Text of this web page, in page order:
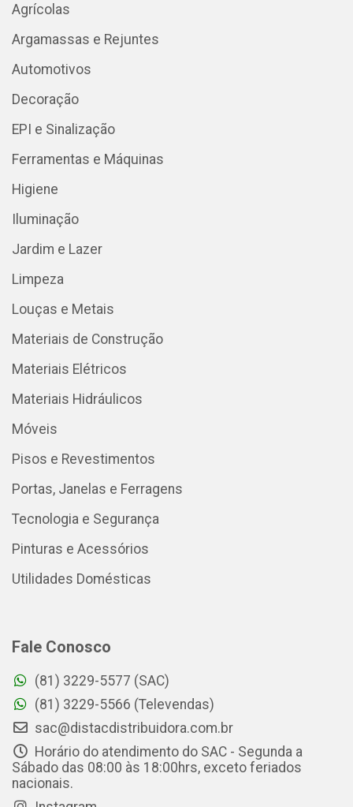
Agrícolas
Argamassas e Rejuntes
Automotivos
Decoração
EPI e Sinalização
Ferramentas e Máquinas
Higiene
Iluminação
Jardim e Lazer
Limpeza
Louças e Metais
Materiais de Construção
Materiais Elétricos
Materiais Hidráulicos
Móveis
Pisos e Revestimentos
Portas, Janelas e Ferragens
Tecnologia e Segurança
Pinturas e Acessórios
Utilidades Domésticas
Fale Conosco
(81) 3229-5577 (SAC)
(81) 3229-5566 (Televendas)
sac@distacdistribuidora.com.br
Horário do atendimento do SAC - Segunda a
Sábado das 08:00 às 18:00hrs, exceto feriados
nacionais.